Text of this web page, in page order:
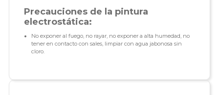
Precauciones de la pintura
electrostática:
No exponer al fuego, no rayar, no exponer a alta humedad, no
tener en contacto con sales, limpiar con agua jabonosa sin
cloro.